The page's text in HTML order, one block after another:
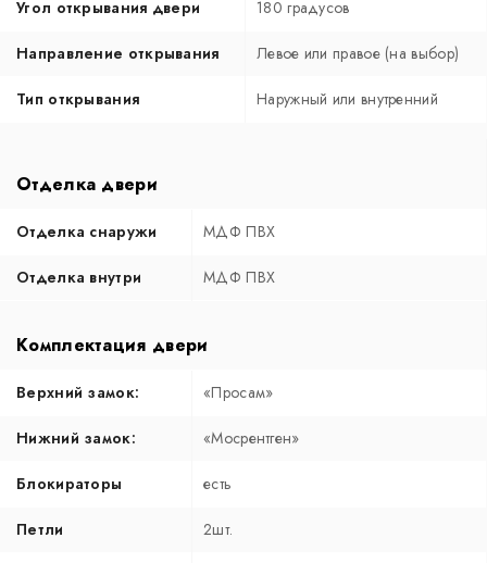
Угол открывания двери 180 градусов
Направление открывания Левое или правое (на выбор)
Тип открывания Наружный или внутренний
Отделка двери
Отделка снаружи МДФ ПВХ
Отделка внутри МДФ ПВХ
Комплектация двери
Верхний замок: «Просам»
Нижний замок: «Мосрентген»
Блокираторы есть
Петли 2шт.